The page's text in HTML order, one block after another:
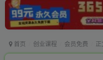
首页 创业课程 会员免费 正